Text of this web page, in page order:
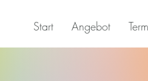
Start Angebot